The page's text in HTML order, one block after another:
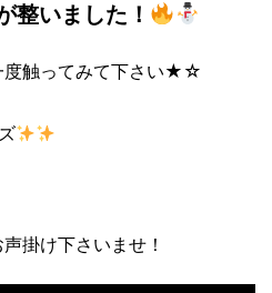
整いました！
度触ってみて下さい★☆
掛け下さいませ！